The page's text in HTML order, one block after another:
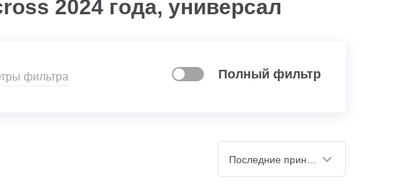
2024 года, универсал
фильтра Полный фильтр